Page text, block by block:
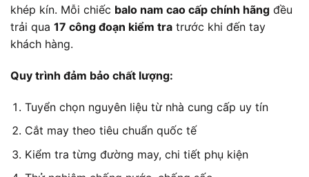
khép kín. Mỗi chiếc balo nam cao cấp chính hãng đều
trải qua 17 công đoạn kiểm tra trước khi đến tay
khách hàng.
Quy trình đảm bảo chất lượng:
Tuyển chọn nguyên liệu từ nhà cung cấp uy tín
Cắt may theo tiêu chuẩn quốc tế
Kiểm tra từng đường may, chi tiết phụ kiện